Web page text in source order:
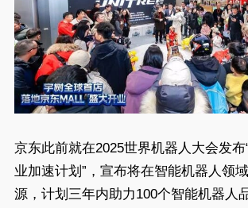
京东此前就在2025世界机器人大会发
业加速计划”，宣布将在智能机器人领
源，计划三年内助力100个智能机器人